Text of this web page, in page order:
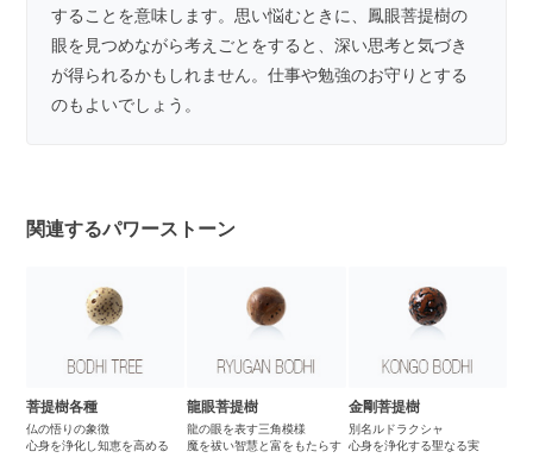
することを意味します。思い悩むときに、鳳眼菩提樹の
眼を見つめながら考えごとをすると、深い思考と気づき
が得られるかもしれません。仕事や勉強のお守りとする
のもよいでしょう。
関連するパワーストーン
菩提樹各種
仏の悟りの象徴
心身を浄化し知恵を高める
龍眼菩提樹
龍の眼を表す三角模様
魔を祓い智慧と富をもたらす
金剛菩提樹
別名ルドラクシャ
心身を浄化する聖なる実